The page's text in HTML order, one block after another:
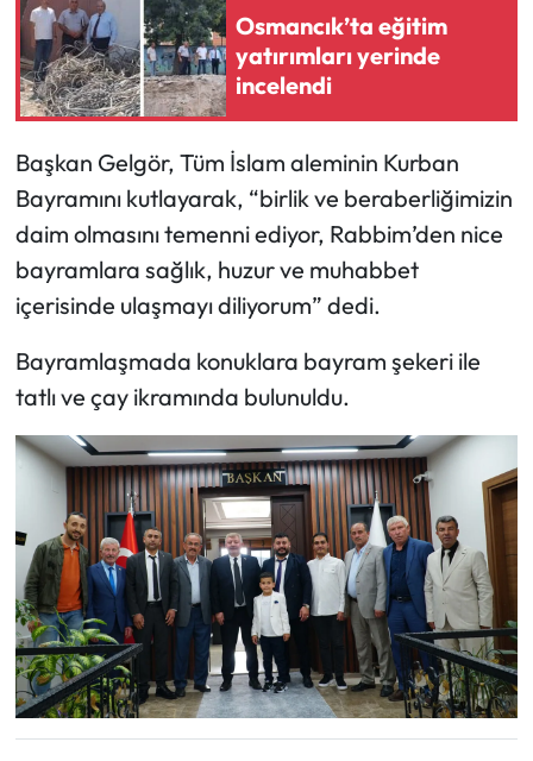
Osmancık’ta eğitim
yatırımları yerinde
incelendi
Başkan Gelgör, Tüm İslam aleminin Kurban
Bayramını kutlayarak, “birlik ve beraberliğimizin
daim olmasını temenni ediyor, Rabbim’den nice
bayramlara sağlık, huzur ve muhabbet
içerisinde ulaşmayı diliyorum” dedi.
Bayramlaşmada konuklara bayram şekeri ile
tatlı ve çay ikramında bulunuldu.
Oğuzlar Haberleri
Ortaköy Haberleri
Otomotiv
Resmi İlan
Resmi Reklam
Sağlık
Siyaset
Spor
Sungurlu Haberleri
Turizm
Uğurludağ Haberleri
Yaşam